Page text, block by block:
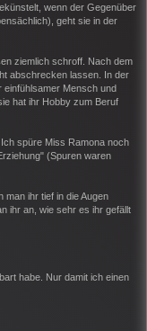
wenn der Gegenüber
geht sie in der
ziemlich schroff. Nach dem
abschrecken lassen. In der
einfühlsamer Mensch und
hat ihr Hobby zum Beruf
spüre Miss Ramona noch
(Spuren waren
man ihr tief in die Augen
ihr an, wie sehr es ihr gefällt
habe. Nur damit ich einen